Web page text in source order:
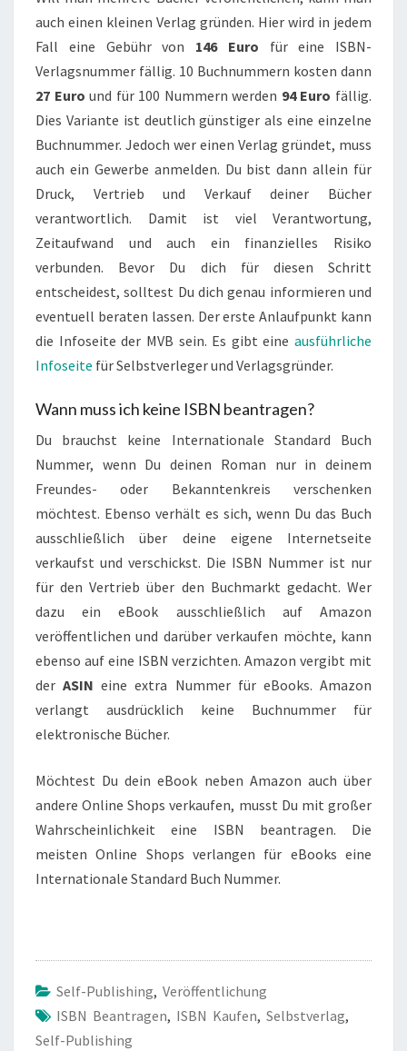
auch einen kleinen Verlag gründen. Hier wird in jedem
Fall eine Gebühr von 146 Euro für eine ISBN-
Verlagsnummer fällig. 10 Buchnummern kosten dann
27 Euro und für 100 Nummern werden 94 Euro fällig.
Dies Variante ist deutlich günstiger als eine einzelne
Buchnummer. Jedoch wer einen Verlag gründet, muss
auch ein Gewerbe anmelden. Du bist dann allein für
Druck, Vertrieb und Verkauf deiner Bücher
verantwortlich. Damit ist viel Verantwortung,
Zeitaufwand und auch ein finanzielles Risiko
verbunden. Bevor Du dich für diesen Schritt
entscheidest, solltest Du dich genau informieren und
eventuell beraten lassen. Der erste Anlaufpunkt kann
die Infoseite der MVB sein. Es gibt eine ausführliche
Infoseite für Selbstverleger und Verlagsgründer.
Wann muss ich keine ISBN beantragen?
Du brauchst keine Internationale Standard Buch
Nummer, wenn Du deinen Roman nur in deinem
Freundes- oder Bekanntenkreis verschenken
möchtest. Ebenso verhält es sich, wenn Du das Buch
ausschließlich über deine eigene Internetseite
verkaufst und verschickst. Die ISBN Nummer ist nur
für den Vertrieb über den Buchmarkt gedacht. Wer
dazu ein eBook ausschließlich auf Amazon
veröffentlichen und darüber verkaufen möchte, kann
ebenso auf eine ISBN verzichten. Amazon vergibt mit
derASIN eine extra Nummer für eBooks. Amazon
verlangt ausdrücklich keine Buchnummer für
elektronische Bücher.
Möchtest Du dein eBook neben Amazon auch über
andere Online Shops verkaufen, musst Du mit großer
Wahrscheinlichkeit eine ISBN beantragen. Die
meisten Online Shops verlangen für eBooks eine
Internationale Standard Buch Nummer.
Self-Publishing, Veröffentlichung
ISBN Beantragen, ISBN Kaufen, Selbstverlag,
Self-Publishing